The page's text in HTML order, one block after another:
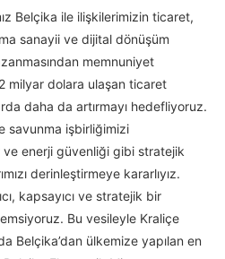
Belçika ile ilişkilerimizin ticaret,
sanayii ve dijital dönüşüm
memnuniyet
milyar dolara ulaşan ticaret
daha da artırmayı hedefliyoruz.
savunma işbirliğimizi
enerji güvenliği gibi stratejik
derinleştirmeye kararlıyız.
kapsayıcı ve stratejik bir
Bu vesileyle Kraliçe
Belçika’dan ülkemize yapılan en